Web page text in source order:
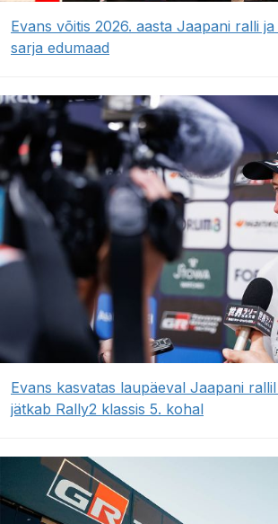
Evans võitis 2026. aasta Jaapani ralli
sarja edumaad
Evans kasvatas laupäeval Jaapani
jätkab Rally2 klassis 5. kohal